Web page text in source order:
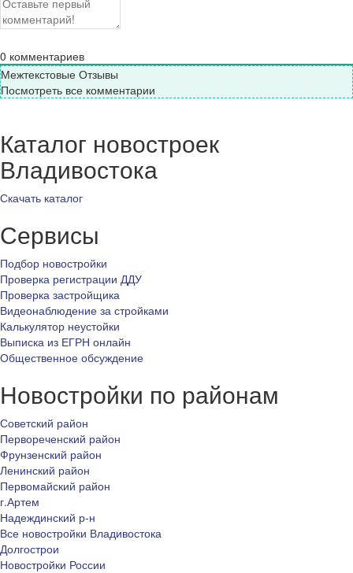
0 комментариев
Межтекстовые Отзывы
Посмотреть все комментарии
Каталог новостроек
Владивостока
Скачать каталог
Сервисы
Подбор новостройки
Проверка регистрации ДДУ
Проверка застройщика
Видеонаблюдение за стройками
Калькулятор неустойки
Выписка из ЕГРН онлайн
Общественное обсуждение
Новостройки по районам
Советский район
Первореченский район
Фрунзенский район
Ленинский район
Первомайский район
г.Артем
Надеждинский р-н
Все новостройки Владивостока
Долгострои
Новостройки России